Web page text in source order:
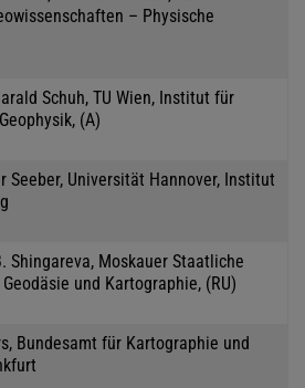
– Physische
Schuh, TU Wien, Institut für
(A)
Seeber, Universität Hannover, Institut
Shingareva, Moskauer Staatliche
und Kartographie, (RU)
Bundesamt für Kartographie und